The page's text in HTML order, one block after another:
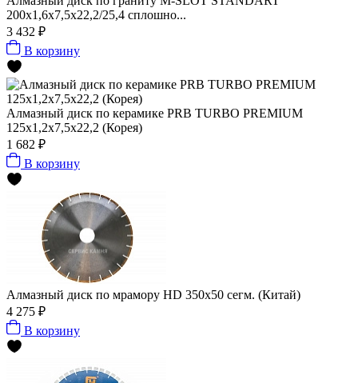
200x1,6x7,5x22,2/25,4 сплошно...
3 432 ₽
В корзину
Алмазный диск по керамике PRB TURBO PREMIUM
125x1,2x7,5x22,2 (Корея)
1 682 ₽
В корзину
Алмазный диск по мрамору HD 350x50 сегм. (Китай)
4 275 ₽
В корзину